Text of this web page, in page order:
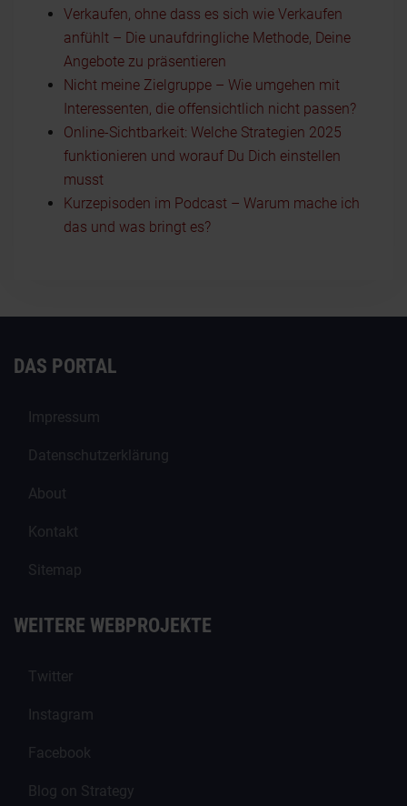
Verkaufen, ohne dass es sich wie Verkaufen
anfühlt – Die unaufdringliche Methode, Deine
Angebote zu präsentieren
Nicht meine Zielgruppe – Wie umgehen mit
Interessenten, die offensichtlich nicht passen?
Online-Sichtbarkeit: Welche Strategien 2025
funktionieren und worauf Du Dich einstellen
musst
Kurzepisoden im Podcast – Warum mache ich
das und was bringt es?
DAS PORTAL
Impressum
Datenschutzerklärung
About
Kontakt
Sitemap
WEITERE WEBPROJEKTE
Twitter
Instagram
Facebook
Blog on Strategy